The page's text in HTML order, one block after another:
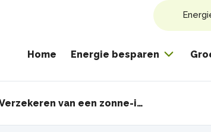
Home Energie besparen
Verzekeren van een zonne-installatie op andermans dak